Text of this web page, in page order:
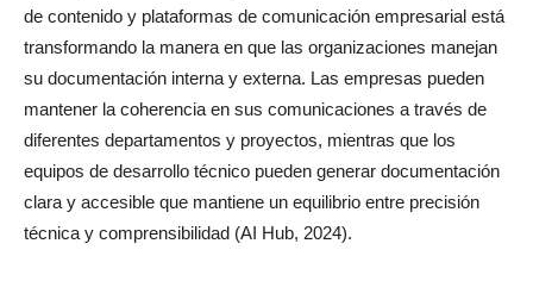
de contenido y plataformas de comunicación empresarial está
transformando la manera en que las organizaciones manejan
su documentación interna y externa. Las empresas pueden
mantener la coherencia en sus comunicaciones a través de
diferentes departamentos y proyectos, mientras que los
equipos de desarrollo técnico pueden generar documentación
clara y accesible que mantiene un equilibrio entre precisión
técnica y comprensibilidad (AI Hub, 2024).